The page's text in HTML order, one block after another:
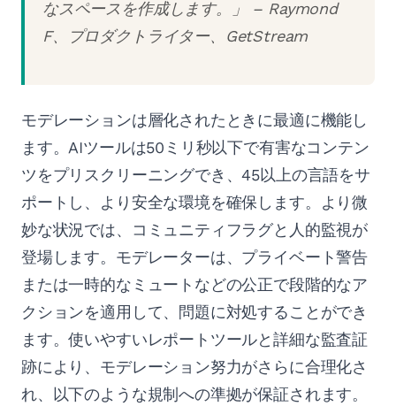
なスペースを作成します。」 – Raymond
F、プロダクトライター、GetStream
モデレーションは層化されたときに最適に機能し
ます。AIツールは50ミリ秒以下で有害なコンテン
ツをプリスクリーニングでき、45以上の言語をサ
ポートし、より安全な環境を確保します。より微
妙な状況では、コミュニティフラグと人的監視が
登場します。モデレーターは、プライベート警告
または一時的なミュートなどの公正で段階的なア
クションを適用して、問題に対処することができ
ます。使いやすいレポートツールと詳細な監査証
跡により、モデレーション努力がさらに合理化さ
れ、以下のような規制への準拠が保証されます。